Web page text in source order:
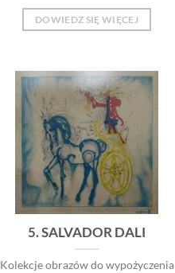
DOWIEDZ SIĘ WIĘCEJ
5. SALVADOR DALI
Kolekcje obrazów do wypożyczenia